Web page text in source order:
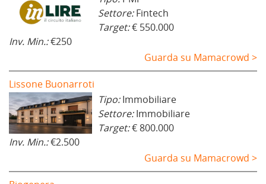
Settore:Fintech
Target:€ 550.000
Inv. Min.:€250
Guarda su Mamacrowd >
Lissone Buonarroti
Tipo:Immobiliare
Settore:Immobiliare
Target:€ 800.000
Inv. Min.:€2.500
Guarda su Mamacrowd >